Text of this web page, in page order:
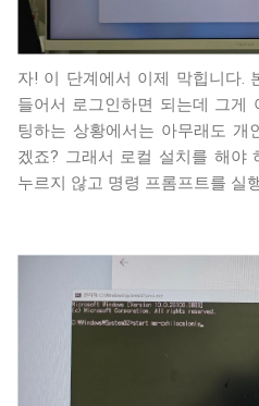
자! 이 단계에서 이제 막힙니다.
들어서 로그인하면 되는데 그게
팅하는 상황에서는 아무래도 개
겠죠? 그래서 로컬 설치를 해야
누르지 않고 명령 프롬프트를 실